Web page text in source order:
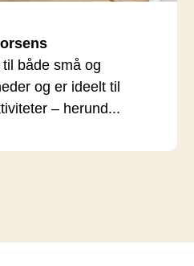
både små og
og er ideelt til
– herund...